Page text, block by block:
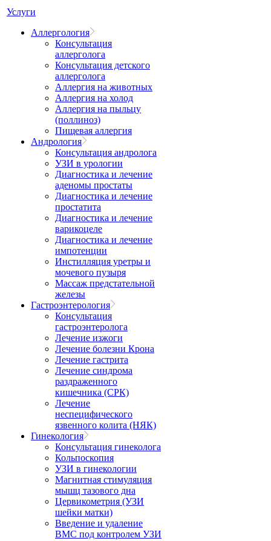
Услуги
Аллергология
Консультация
аллерголога
Консультация детского
аллерголога
Аллергия на животных
Аллергия на холод
Аллергия на пыльцу
(поллиноз)
Пищевая аллергия
Андрология
Консультация андролога
УЗИ в урологии
Диагностика и лечение
аденомы простаты
Диагностика и лечение
простатита
Диагностика и лечение
варикоцеле
Диагностика и лечение
импотенции
Инстилляция уретры и
мочевого пузыря
Массаж предстательной
железы
Гастроэнтерология
Консультация
гастроэнтеролога
Лечение изжоги
Лечение болезни Крона
Лечение гастрита
Лечение синдрома
раздраженного
кишечника (СРК)
Лечение
неспецифического
язвенного колита (НЯК)
Гинекология
Консультация гинеколога
Кольпоскопия
УЗИ в гинекологии
Магнитная стимуляция
мышц тазового дна
Цервикометрия (УЗИ
шейки матки)
Введение и удаление
ВМС под контролем УЗИ